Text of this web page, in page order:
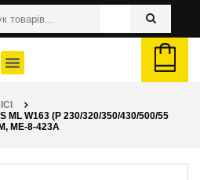
W163 (P 230/320/350/430/500/55
ME-8-423A